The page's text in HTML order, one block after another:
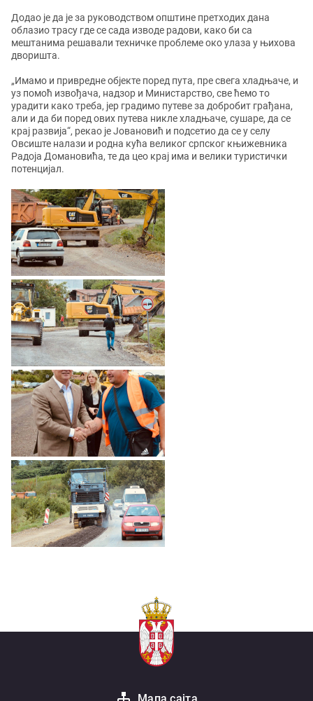
Додао је да је за руководством општине претходих дана
облазио трасу где се сада изводе радови, како би са
мештанима решавали техничке проблеме око улаза у њихова
дворишта.
„Имамо и привредне објекте поред пута, пре свега хладњаче, и
уз помоћ извођача, надзор и Министарство, све ћемо то
урадити како треба, јер градимо путеве за добробит грађана,
али и да би поред ових путева никле хладњаче, сушаре, да се
крај развија“, рекао је Јовановић и подсетио да се у селу
Овсиште налази и родна кућа великог српског књижевника
Радоја Домановића, те да цео крај има и велики туристички
потенцијал.